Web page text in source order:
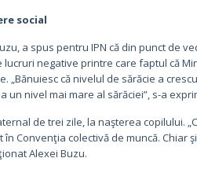
social
a spus pentru IPN că din punct de
negative printre care faptul că
că nivelul de sărăcie a
un nivel mai mare al sărăciei”, s-a
de trei zile, la naşterea copilului.
Convenţia colectivă de muncă. Chiar
Alexei Buzu.